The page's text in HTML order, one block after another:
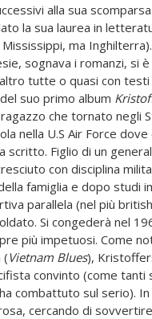
alla sua
la sua laurea in
ma
sognava i romanzi, si
tutte o quasi con testi
suo primo album
che tornato negli
nella U.S Air Force
scritto. Figlio di un
con disciplina
famiglia e dopo studi
parallela (nel più
Si congederà nel
più impetuosi. Come
(Vietnam Blues),
convinto (come tanti
combattuto sul serio).
cercando di